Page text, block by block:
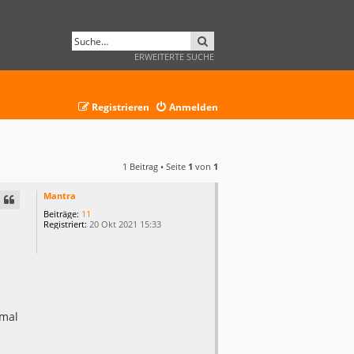
ERWEITERTE SUCHE
Anmelden
Registrieren
1 Beitrag • Seite 1 von 1
Mantra
Beiträge: 11
Registriert: 20 Okt 2021 15:33